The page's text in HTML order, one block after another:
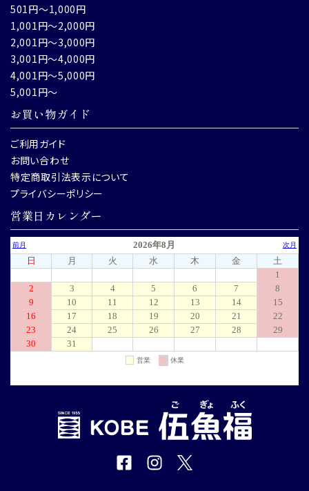
501円～1,000円
1,001円～2,000円
2,001円～3,000円
3,001円～4,000円
4,001円～5,000円
5,001円～
お買い物ガイド
ご利用ガイド
お問い合わせ
特定商取引法表示について
プライバシーポリシー
営業日カレンダー